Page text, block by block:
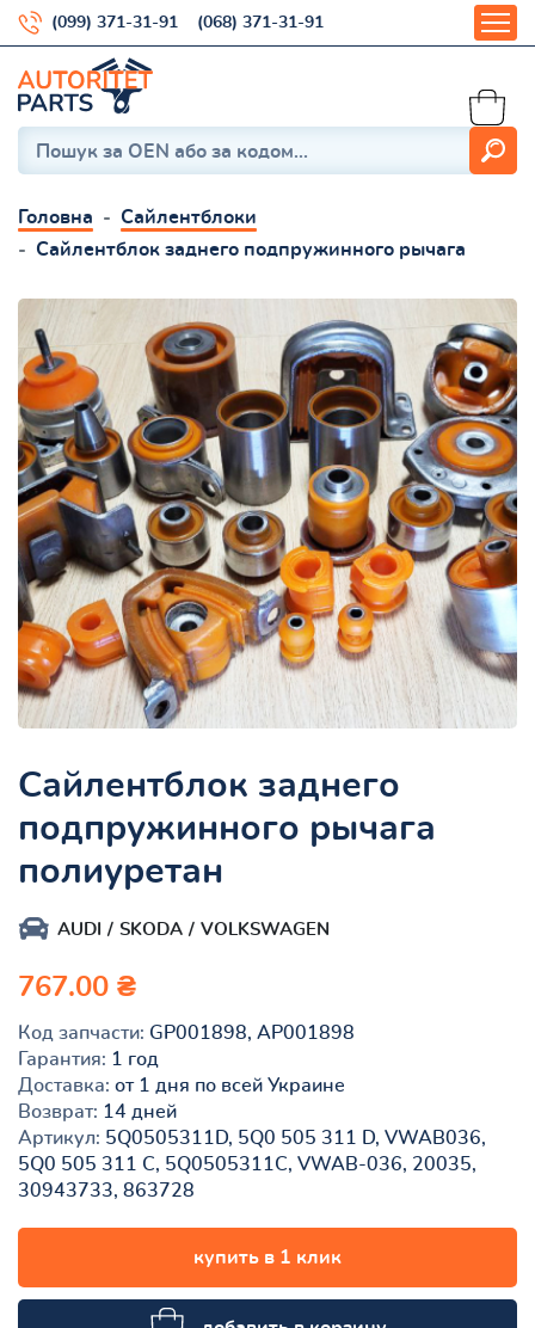
(099) 371-31-91 (068) 371-31-91
Головна
Сайлентблоки
Сайлентблок заднего подпружинного рычага
Сайлентблок заднего
подпружинного рычага
полиуретан
AUDI SKODA VOLKSWAGEN
767.00 ₴
Код запчасти: GP001898, AP001898
Гарантия: 1 год
Доставка: от 1 дня по всей Украине
Возврат: 14 дней
Артикул: 5Q0505311D, 5Q0 505 311 D, VWAB036,
5Q0 505 311 C, 5Q0505311C, VWAB-036, 20035,
30943733, 863728
купить в 1 клик